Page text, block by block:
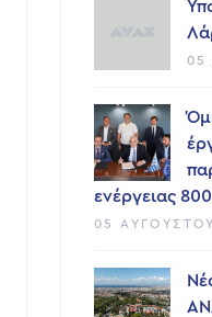
05
ενέργειας
05